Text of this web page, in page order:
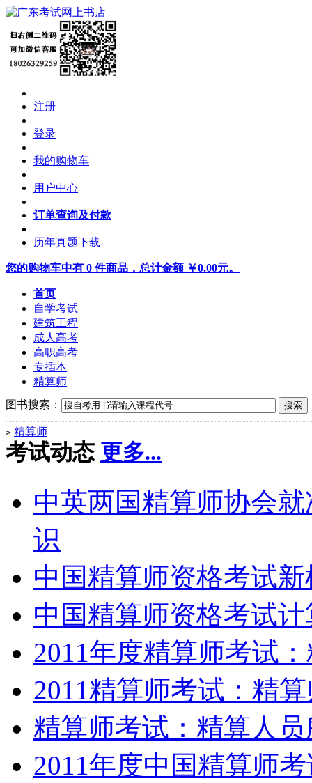
注册
登录
我的购物车
用户中心
订单查询及付款
历年真题下载
您的购物车中有 0 件商品，总计金额 ￥0.00元。
首页
自学考试
建筑工程
成人高考
高职高考
专插本
精算师
图书搜索：
> 精算师
考试动态 更多...
中英两国精算师协会
识
中国精算师资格考试
中国精算师资格考试
2011年度精算师考试
2011精算师考试：精
精算师考试：精算人
2011年度中国精算师